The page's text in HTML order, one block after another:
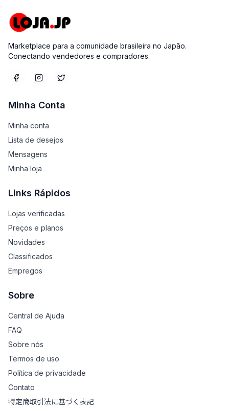
Marketplace para a comunidade brasileira no Japão.
Conectando vendedores e compradores.
Minha Conta
Minha conta
Lista de desejos
Mensagens
Minha loja
Links Rápidos
Lojas verificadas
Preços e planos
Novidades
Classificados
Empregos
Sobre
Central de Ajuda
FAQ
Sobre nós
Termos de uso
Política de privacidade
Contato
特定商取引法に基づく表記